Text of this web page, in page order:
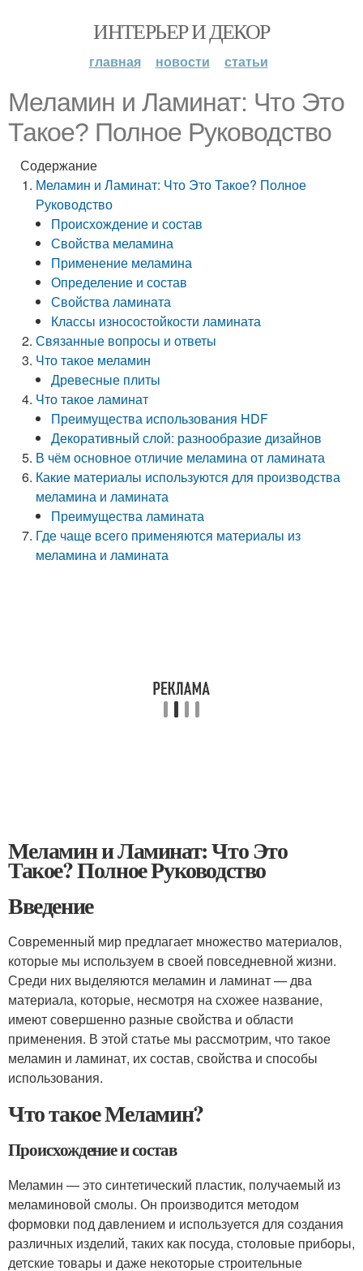
ИНТЕРЬЕР И ДЕКОР
главная новости статьи
Меламин и Ламинат: Что Это
Такое? Полное Руководство
Содержание
Меламин и Ламинат: Что Это Такое? Полное
Руководство
Происхождение и состав
Свойства меламина
Применение меламина
Определение и состав
Свойства ламината
Классы износостойкости ламината
Связанные вопросы и ответы
Что такое меламин
Древесные плиты
Что такое ламинат
Преимущества использования HDF
Декоративный слой: разнообразие дизайнов
В чём основное отличие меламина от ламината
Какие материалы используются для производства
меламина и ламината
Преимущества ламината
Где чаще всего применяются материалы из
меламина и ламината
Меламин и Ламинат: Что Это
Такое? Полное Руководство
Введение
Современный мир предлагает множество материалов,
которые мы используем в своей повседневной жизни.
Среди них выделяются меламин и ламинат — два
материала, которые, несмотря на схожее название,
имеют совершенно разные свойства и области
применения. В этой статье мы рассмотрим, что такое
меламин и ламинат, их состав, свойства и способы
использования.
Что такое Меламин?
Происхождение и состав
Меламин — это синтетический пластик, получаемый из
меламиновой смолы. Он производится методом
формовки под давлением и используется для создания
различных изделий, таких как посуда, столовые приборы,
детские товары и даже некоторые строительные